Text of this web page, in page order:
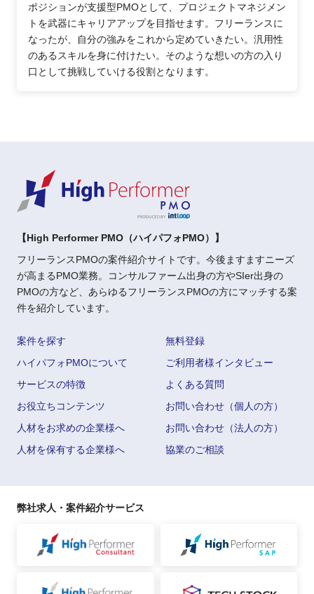
ポジションが支援型PMOとして、プロジェクトマネジメン
トを武器にキャリアアップを目指せます。フリーランスに
なったが、自分の強みをこれから定めていきたい。汎用性
のあるスキルを身に付けたい。そのような想いの方の入り
口として挑戦していける役割となります。
【High Performer PMO（ハイパフォPMO）】
フリーランスPMOの案件紹介サイトです。今後ますますニーズ
が高まるPMO業務。コンサルファーム出身の方やSIer出身の
PMOの方など、あらゆるフリーランスPMOの方にマッチする案
件を紹介しています。
案件を探す
無料登録
ハイパフォPMOについて
ご利用者様インタビュー
サービスの特徴
よくある質問
お役立ちコンテンツ
お問い合わせ（個人の方）
人材をお求めの企業様へ
お問い合わせ（法人の方）
人材を保有する企業様へ
協業のご相談
弊社求人・案件紹介サービス